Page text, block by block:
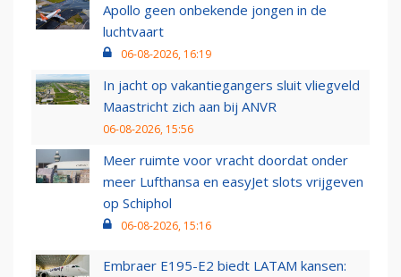
Apollo geen onbekende jongen in de
luchtvaart
06-08-2026, 16:19
In jacht op vakantiegangers sluit vliegveld
Maastricht zich aan bij ANVR
06-08-2026, 15:56
Meer ruimte voor vracht doordat onder
meer Lufthansa en easyJet slots vrijgeven
op Schiphol
06-08-2026, 15:16
Embraer E195-E2 biedt LATAM kansen: